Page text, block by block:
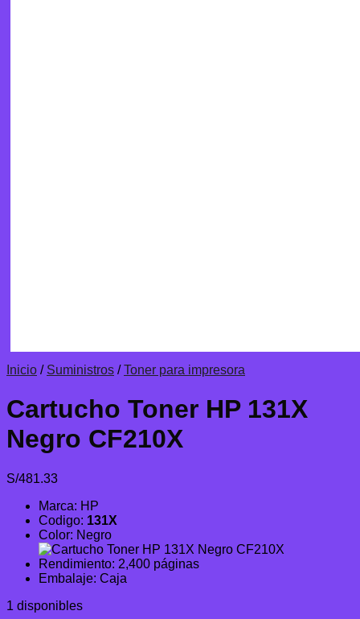
Inicio / Suministros / Toner para impresora
Cartucho Toner HP 131X
Negro CF210X
S/481.33
Marca: HP
Codigo: 131X
Color: Negro
Rendimiento: 2,400 páginas
Embalaje: Caja
1 disponibles